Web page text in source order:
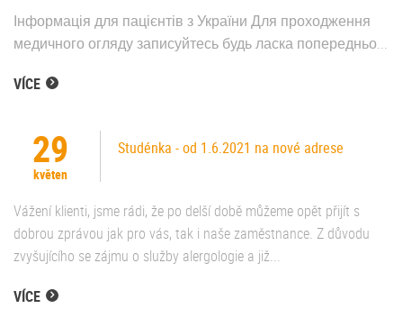
Інформація для пацієнтів з України Для проходження
медичного огляду записуйтесь будь ласка попередньо...
VÍCE
29
květen
Studénka - od 1.6.2021 na nové adrese
Vážení klienti, jsme rádi, že po delší době můžeme opět přijít s
dobrou zprávou jak pro vás, tak i naše zaměstnance. Z důvodu
zvyšujícího se zájmu o služby alergologie a již...
VÍCE